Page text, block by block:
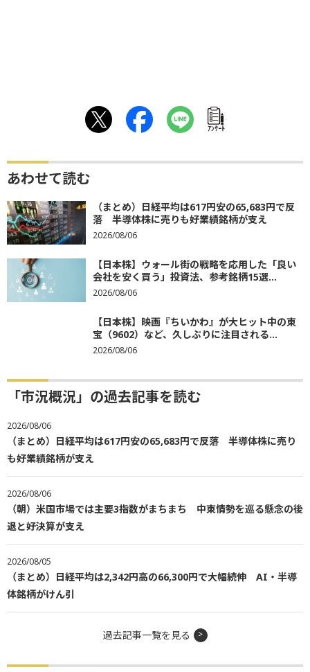
ｱﾝｹｰﾄ
あわせて読む
（まとめ）日経平均は617円安の65,683円で反
落 半導体株に売りも好業績銘柄が支え
2026/08/06
【日本株】ウォール街の戦略を応用した「良い
会社を安く買う」投資法、参考銘柄15選...
2026/08/06
【日本株】映画『ちいかわ』が大ヒット中の東
宝（9602）など、久しぶりに注目される...
2026/08/06
「市況概況」の過去記事を読む
2026/08/06
（まとめ）日経平均は617円安の65,683円で反落 半導体株に売り
も好業績銘柄が支え
2026/08/06
（朝）米国市場では主要3指数がまちまち 中東情勢を巡る懸念の後
退と好決算が支え
2026/08/05
（まとめ）日経平均は2,342円高の66,300円で大幅続伸 AI・半導
体銘柄がけん引
過去記事一覧を見る